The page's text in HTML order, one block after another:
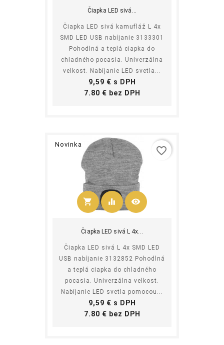
Čiapka LED sivá...
Čiapka LED sivá kamufláž L 4x
SMD LED USB nabíjanie 3133301
Pohodlná a teplá ciapka do
chladného pocasia. Univerzálna
velkost. Nabíjanie LED svetla...
Cena
9,59 € s DPH
7.80 € bez DPH
Novinka
shopping_cart
Kúpiť
equalizer visibility
Čiapka LED sivá L 4x...
Čiapka LED sivá L 4x SMD LED
USB nabíjanie 3132852 Pohodlná
a teplá ciapka do chladného
pocasia. Univerzálna velkost.
Nabíjanie LED svetla pomocou...
Cena
9,59 € s DPH
7.80 € bez DPH
favorite_border